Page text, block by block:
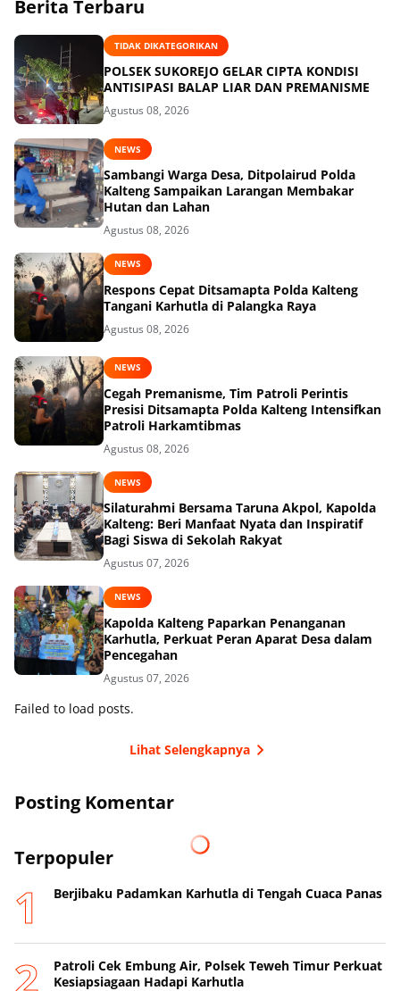
Berita Terbaru
TIDAK DIKATEGORIKAN
POLSEK SUKOREJO GELAR CIPTA KONDISI
ANTISIPASI BALAP LIAR DAN PREMANISME
Agustus 08, 2026
NEWS
Sambangi Warga Desa, Ditpolairud Polda
Kalteng Sampaikan Larangan Membakar
Hutan dan Lahan
Agustus 08, 2026
NEWS
Respons Cepat Ditsamapta Polda Kalteng
Tangani Karhutla di Palangka Raya
Agustus 08, 2026
NEWS
Cegah Premanisme, Tim Patroli Perintis
Presisi Ditsamapta Polda Kalteng Intensifkan
Patroli Harkamtibmas
Agustus 08, 2026
NEWS
Silaturahmi Bersama Taruna Akpol, Kapolda
Kalteng: Beri Manfaat Nyata dan Inspiratif
Bagi Siswa di Sekolah Rakyat
Agustus 07, 2026
NEWS
Kapolda Kalteng Paparkan Penanganan
Karhutla, Perkuat Peran Aparat Desa dalam
Pencegahan
Agustus 07, 2026
Failed to load posts.
Lihat Selengkapnya
Posting Komentar
Terpopuler
Berjibaku Padamkan Karhutla di Tengah Cuaca Panas
Patroli Cek Embung Air, Polsek Teweh Timur Perkuat
Kesiapsiagaan Hadapi Karhutla